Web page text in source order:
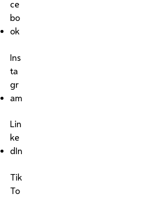
ce
bo
ok
Ins
ta
gr
am
Lin
ke
dIn
Tik
To